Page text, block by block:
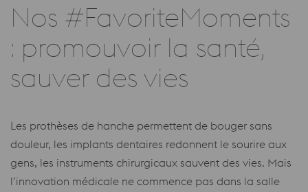
Nos #FavoriteMoments
: promouvoir la santé,
sauver des vies
Les prothèses de hanche permettent de bouger sans
douleur, les implants dentaires redonnent le sourire aux
gens, les instruments chirurgicaux sauvent des vies. Mais
l’innovation médicale ne commence pas dans la salle